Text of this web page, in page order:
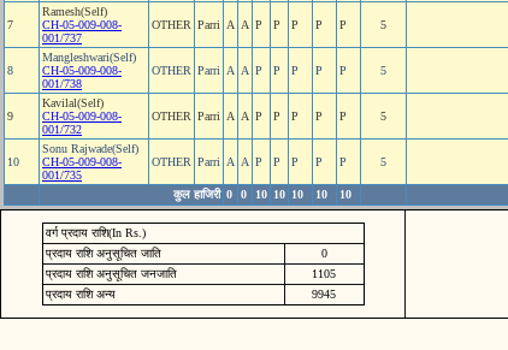
7
Ramesh(Self)
CH-05-009-008-
001/737
OTHER Parri A A P P P P P 5
8
Mangleshwari(Self)
CH-05-009-008-
001/738
OTHER Parri A A P P P P P 5
9
Kavilal(Self)
CH-05-009-008-
001/732
OTHER Parri A A P P P P P 5
10
Sonu Rajwade(Self)
CH-05-009-008-
001/735
OTHER Parri A A P P P P P 5
कुल हाजिरी 0 0 10 10 10 10 10
वर्ग प्रदाय राशि(In Rs.)
प्रदाय राशि अनुसूचित जाति
0
प्रदाय राशि अनुसूचित जनजाति
1105
प्रदाय राशि अन्य
9945